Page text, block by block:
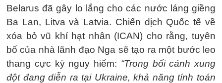
Belarus đã gây lo lắng cho các nước láng giềng
Ba Lan, Litva và Latvia. Chiến dịch Quốc tế về
xóa bỏ vũ khí hạt nhân (ICAN) cho rằng, tuyên
bố của nhà lãnh đạo Nga sẽ tạo ra một bước leo
thang cực kỳ nguy hiểm: “Trong bối cảnh xung
đột đang diễn ra tại Ukraine, khả năng tính toán